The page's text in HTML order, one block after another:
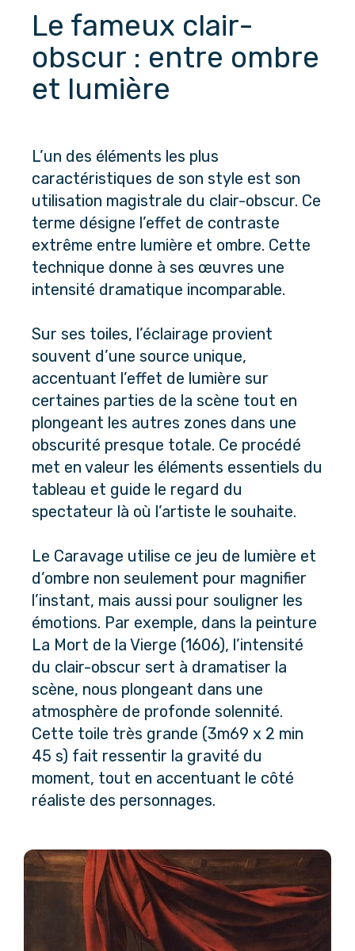
Le fameux clair-
obscur : entre ombre
et lumière
L’un des éléments les plus
caractéristiques de son style est son
utilisation magistrale du clair-obscur. Ce
terme désigne l’effet de contraste
extrême entre lumière et ombre. Cette
technique donne à ses œuvres une
intensité dramatique incomparable.
Sur ses toiles, l’éclairage provient
souvent d’une source unique,
accentuant l’effet de lumière sur
certaines parties de la scène tout en
plongeant les autres zones dans une
obscurité presque totale. Ce procédé
met en valeur les éléments essentiels du
tableau et guide le regard du
spectateur là où l’artiste le souhaite.
Le Caravage utilise ce jeu de lumière et
d’ombre non seulement pour magnifier
l’instant, mais aussi pour souligner les
émotions. Par exemple, dans la peinture
La Mort de la Vierge (1606), l’intensité
du clair-obscur sert à dramatiser la
scène, nous plongeant dans une
atmosphère de profonde solennité.
Cette toile très grande (3m69 x 2 min
45 s) fait ressentir la gravité du
moment, tout en accentuant le côté
réaliste des personnages.